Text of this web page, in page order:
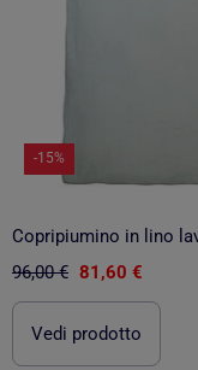
-15%
Copripiumino in lino
96,00 € 81,60 €
Vedi prodotto